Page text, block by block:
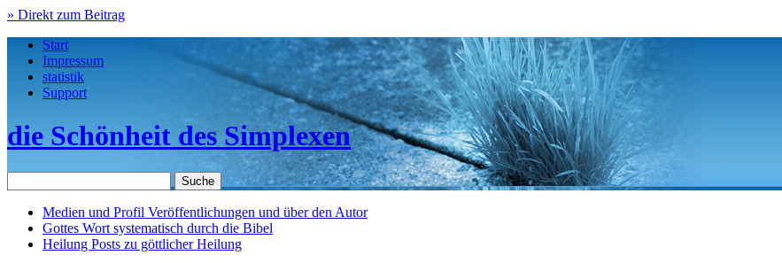
» Direkt zum Beitrag
Start
Impressum
statistik
Support
die Schönheit des Simplexen
Medien und Profil Veröffentlichungen und über den Autor
Gottes Wort systematisch durch die Bibel
Heilung Posts zu göttlicher Heilung